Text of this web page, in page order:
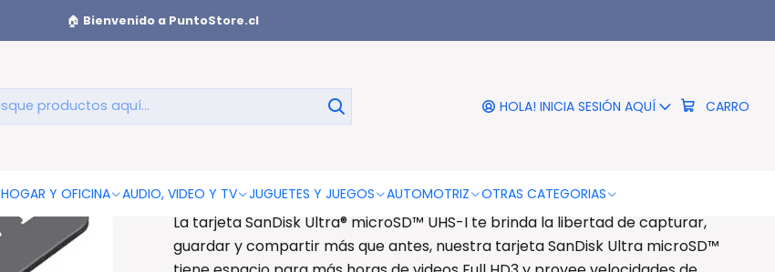
HOLA! INICIA SESIÓN AQUÍ CARRO
HOGAR Y OFICINA AUDIO, VIDEO Y TV JUGUETES Y JUEGOS AUTOMOTRIZ OTRAS CATEGORIAS
🏠 Bienvenido a PuntoStore.cl
Tarjeta De Memoria Microsdxc Sandisk
128gb (100mb/s) - Ps
La tarjeta SanDisk Ultra® microSD™ UHS-I te brinda la libertad de capturar,
guardar y compartir más que antes, nuestra tarjeta SanDisk Ultra microSD™